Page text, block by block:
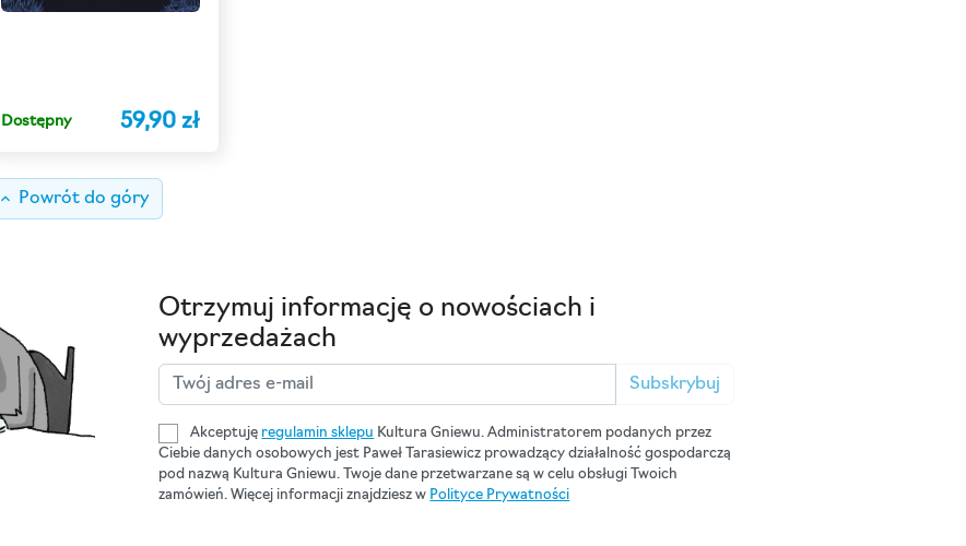
Dostępny 59,90 zł
keyboard_arrow_up Powrót do góry
Otrzymuj informację o nowościach i
wyprzedażach
Subskrybuj
Akceptuję regulamin sklepu Kultura Gniewu. Administratorem podanych przez
Ciebie danych osobowych jest Paweł Tarasiewicz prowadzący działalność gospodarczą
pod nazwą Kultura Gniewu. Twoje dane przetwarzane są w celu obsługi Twoich
zamówień. Więcej informacji znajdziesz w Polityce Prywatności